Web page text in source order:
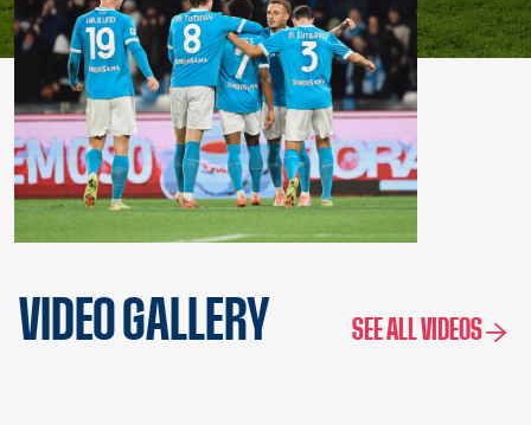
VIDEO GALLERY SEE ALL VIDEOS